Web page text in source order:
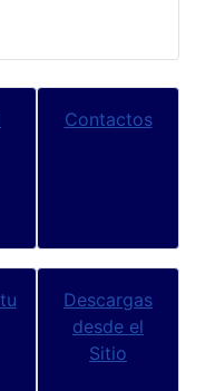
Contactos
Descargas
desde el
Sitio